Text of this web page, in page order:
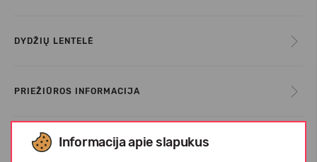
Informacija apie slapukus
DYDŽIŲ LENTELĖ
PRIEŽIŪROS INFORMACIJA
APIE KEEN